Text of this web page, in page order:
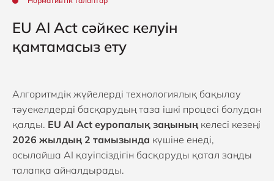
EU AI Act сәйкес келуін
қамтамасыз ету
Алгоритмдік жүйелерді технологиялық бақылау
тәуекелдерді басқарудың таза ішкі процесі болудан
қалды. EU AI Act еуропалық заңының келесі кезеңі
2026 жылдың 2 тамызында күшіне енеді,
осылайша AI қауіпсіздігін басқаруды қатал заңды
талапқа айналдырады.